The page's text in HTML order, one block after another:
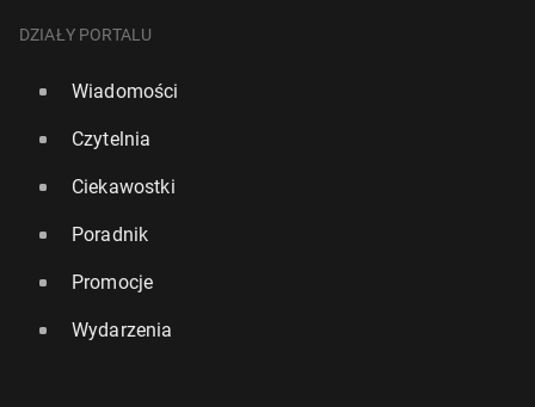
DZIAŁY PORTALU
Wiadomości
Czytelnia
Ciekawostki
Poradnik
Promocje
Wydarzenia